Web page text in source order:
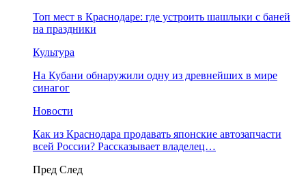
Топ мест в Краснодаре: где устроить шашлыки с баней
на праздники
Культура
На Кубани обнаружили одну из древнейших в мире
синагог
Новости
Как из Краснодара продавать японские автозапчасти
всей России? Рассказывает владелец…
Пред След